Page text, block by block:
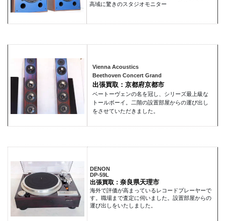
高域に驚きのスタジオモニター
Vienna Acoustics
Beethoven Concert Grand
出張買取：京都府京都市
ベートーヴェンの名を冠し、シリーズ最上級な
トールボーイ。二階の設置部屋からの運び出し
をさせていただきました。
DENON
DP-59L
出張買取： 奈良県天理市
海外で評価が高まっているレコードプレーヤーで
す。職場まで査定に伺いました。設置部屋からの
運び出しをいたしました。